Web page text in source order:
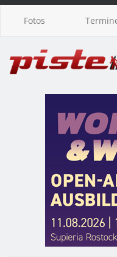
Fotos